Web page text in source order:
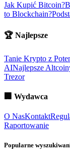
Jak Kupić Bitcoin?
to Blockchain?
🏆 Najlepsze
Tanie Krypto z
AINajlepsze
Trezor
🏢 Wydawca
O NasKontakt
Raportowanie
Popularne